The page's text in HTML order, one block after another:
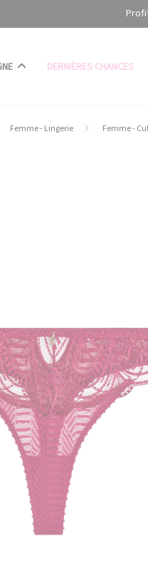
DERNIÈRES CHANCES
Femme - Lingerie Femme -